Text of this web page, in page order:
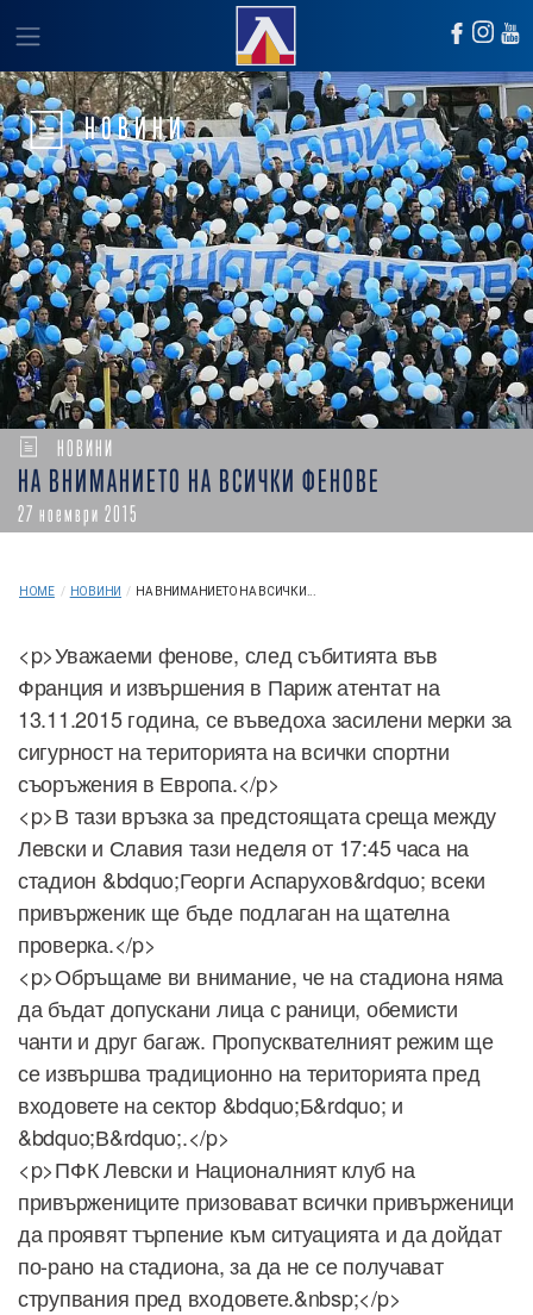
НОВИНИ
НОВИНИ
НА ВНИМАНИЕТО НА ВСИЧКИ ФЕНОВЕ
27 ноември 2015
HOME / НОВИНИ / НА ВНИМАНИЕТО НА ВСИЧКИ...
<p>Уважаеми фенове, след събитията във
Франция и извършения в Париж атентат на
13.11.2015 година, се въведоха засилени мерки за
сигурност на територията на всички спортни
съоръжения в Европа.</p>
<p>В тази връзка за предстоящата среща между
Левски и Славия тази неделя от 17:45 часа на
стадион &bdquo;Георги Аспарухов&rdquo; всеки
привърженик ще бъде подлаган на щателна
проверка.</p>
<p>Обръщаме ви внимание, че на стадиона няма
да бъдат допускани лица с раници, обемисти
чанти и друг багаж. Пропусквателният режим ще
се извършва традиционно на територията пред
входовете на сектор &bdquo;Б&rdquo; и
&bdquo;В&rdquo;.</p>
<p>ПФК Левски и Националният клуб на
привържениците призовават всички привърженици
да проявят търпение към ситуацията и да дойдат
по-рано на стадиона, за да не се получават
струпвания пред входовете.&nbsp;</p>